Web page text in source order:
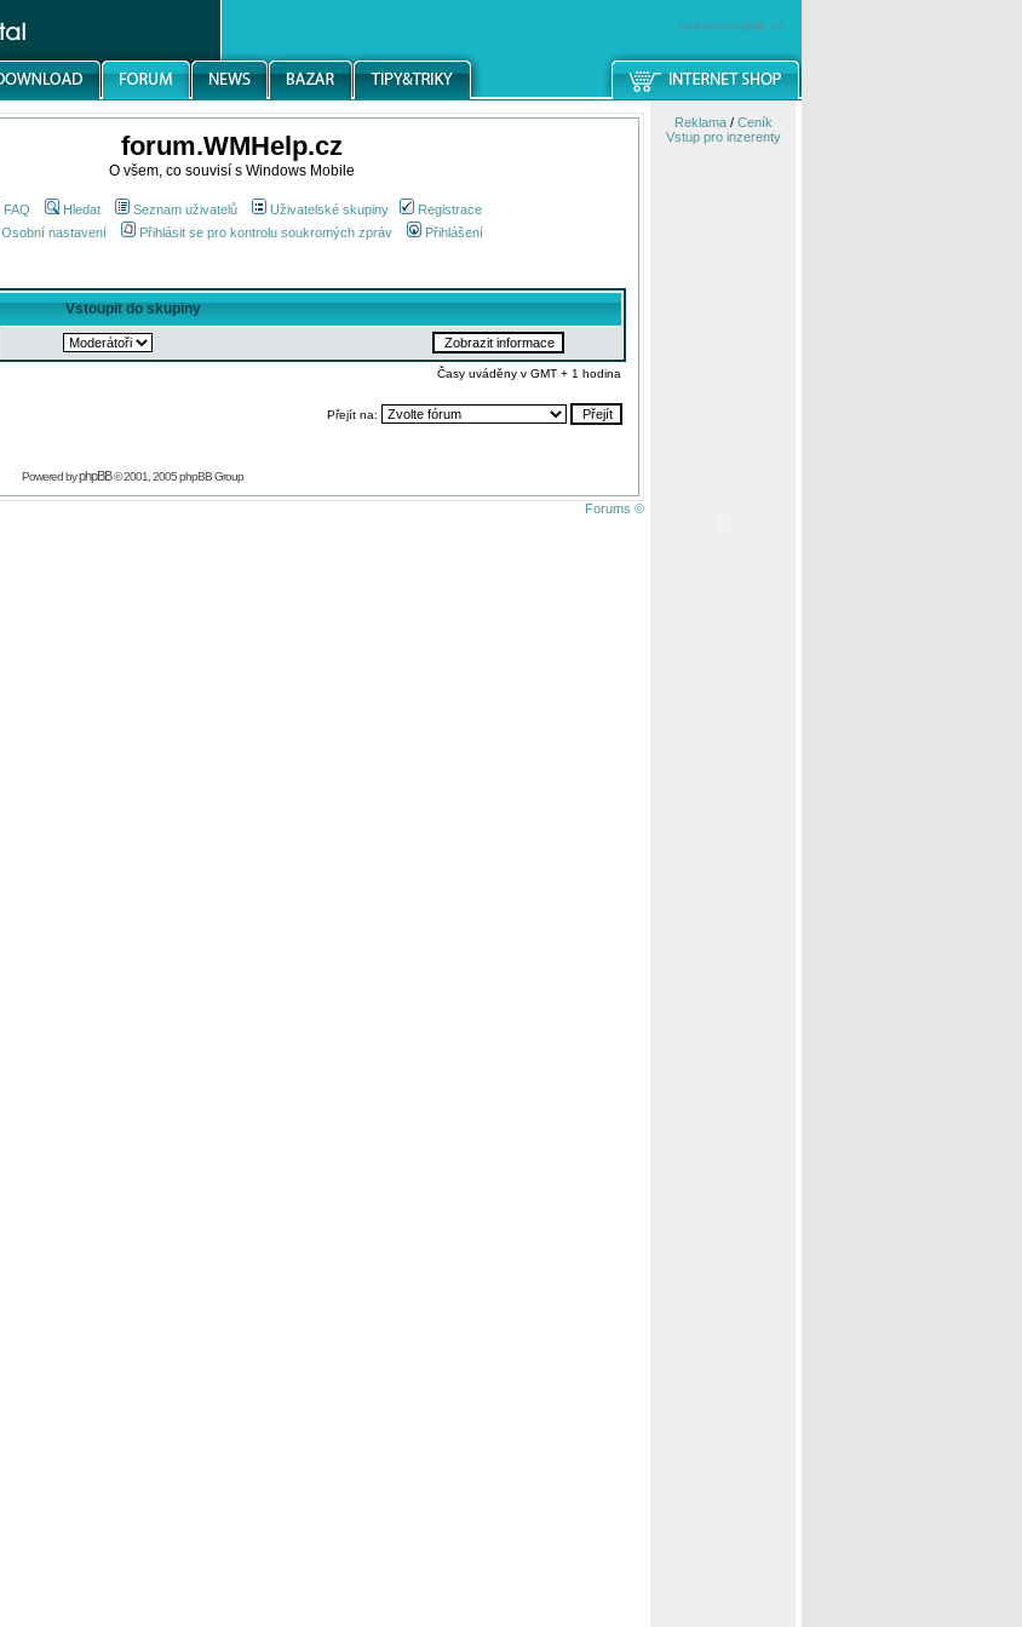
windowsmobile.cz
forum.WMHelp.cz
O všem, co souvisí s Windows Mobile
FAQ Hledat Seznam uživatelů Uživatelské skupiny
Registrace
Osobní nastavení
Přihlásit se pro kontrolu soukromých zpráv Přihlášení
Vstoupit do skupiny
Časy uváděny v GMT + 1 hodina
Přejít na:
Powered byphpBB© 2001, 2005 phpBB Group
Forums ©
Reklama/ Ceník
Vstup pro inzerenty